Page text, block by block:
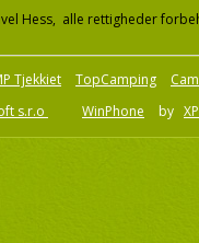
Hess, alle rettigheder
Tjekkiet TopCamping
s.r.o WinPhone by